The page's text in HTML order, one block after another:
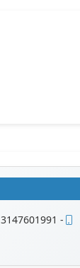
3147601991 -